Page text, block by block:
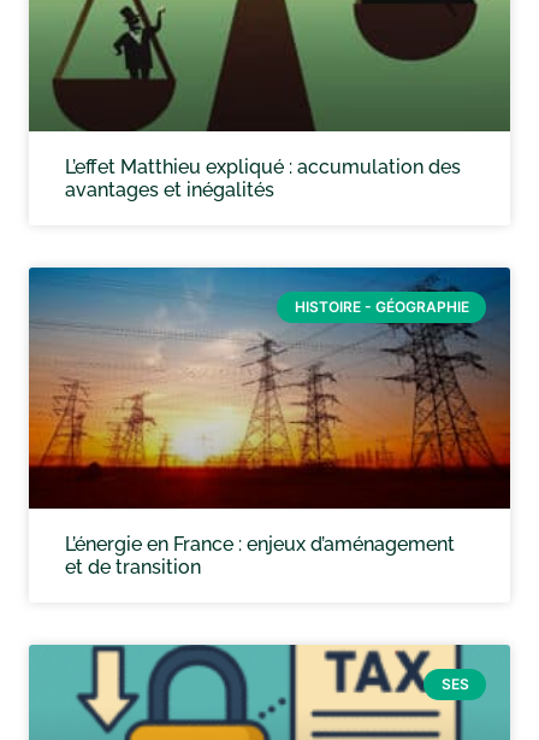
L’effet Matthieu expliqué : accumulation des
avantages et inégalités
HISTOIRE - GÉOGRAPHIE
L’énergie en France : enjeux d’aménagement
et de transition
SES